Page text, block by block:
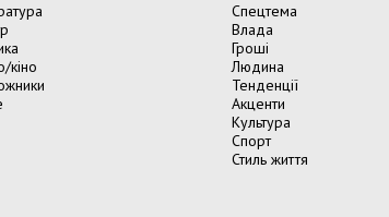
кіно
Спецтема
Влада
Гроші
Людина
Тенденції
Акценти
Культура
Спорт
Стиль життя